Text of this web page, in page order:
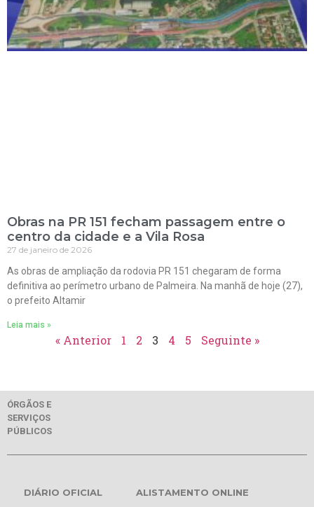
Obras na PR 151 fecham passagem entre o
centro da cidade e a Vila Rosa
27 de janeiro de 2026
As obras de ampliação da rodovia PR 151 chegaram de forma
definitiva ao perímetro urbano de Palmeira. Na manhã de hoje (27),
o prefeito Altamir
Leia mais »
« Anterior 1 2 3 4 5 Seguinte »
ÓRGÃOS E
SERVIÇOS
PÚBLICOS
DIÁRIO OFICIAL ALISTAMENTO ONLINE